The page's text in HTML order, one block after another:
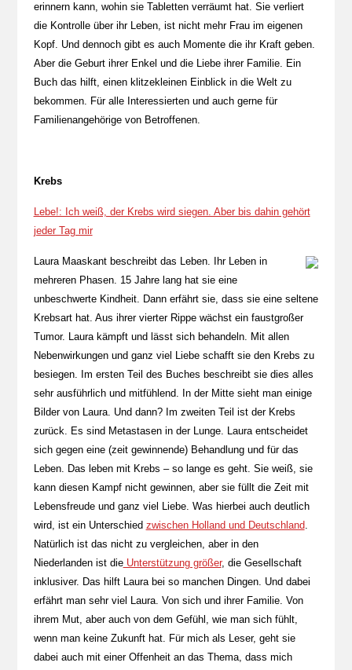
erinnern kann, wohin sie Tabletten verräumt hat. Sie verliert
die Kontrolle über ihr Leben, ist nicht mehr Frau im eigenen
Kopf. Und dennoch gibt es auch Momente die ihr Kraft geben.
Aber die Geburt ihrer Enkel und die Liebe ihrer Familie. Ein
Buch das hilft, einen klitzekleinen Einblick in die Welt zu
bekommen. Für alle Interessierten und auch gerne für
Familienangehörige von Betroffenen.
Krebs
Lebe!: Ich weiß, der Krebs wird siegen. Aber bis dahin gehört
jeder Tag mir
Laura Maaskant beschreibt das Leben. Ihr Leben in
mehreren Phasen. 15 Jahre lang hat sie eine
unbeschwerte Kindheit. Dann erfährt sie, dass sie eine seltene
Krebsart hat. Aus ihrer vierter Rippe wächst ein faustgroßer
Tumor. Laura kämpft und lässt sich behandeln. Mit allen
Nebenwirkungen und ganz viel Liebe schafft sie den Krebs zu
besiegen. Im ersten Teil des Buches beschreibt sie dies alles
sehr ausführlich und mitfühlend. In der Mitte sieht man einige
Bilder von Laura. Und dann? Im zweiten Teil ist der Krebs
zurück. Es sind Metastasen in der Lunge. Laura entscheidet
sich gegen eine (zeit gewinnende) Behandlung und für das
Leben. Das leben mit Krebs – so lange es geht. Sie weiß, sie
kann diesen Kampf nicht gewinnen, aber sie füllt die Zeit mit
Lebensfreude und ganz viel Liebe. Was hierbei auch deutlich
wird, ist ein Unterschied zwischen Holland und Deutschland.
Natürlich ist das nicht zu vergleichen, aber in den
Niederlanden ist dieUnterstützung größer, die Gesellschaft
inklusiver. Das hilft Laura bei so manchen Dingen. Und dabei
erfährt man sehr viel Laura. Von sich und ihrer Familie. Von
ihrem Mut, aber auch von dem Gefühl, wie man sich fühlt,
wenn man keine Zukunft hat. Für mich als Leser, geht sie
dabei auch mit einer Offenheit an das Thema, dass mich